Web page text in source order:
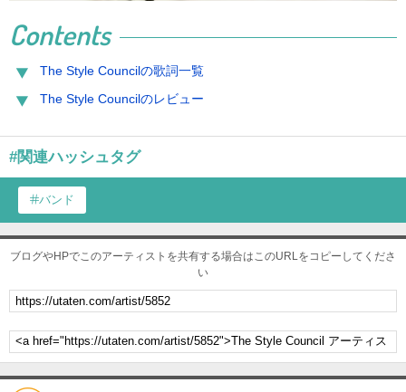
Contents
The Style Councilの歌詞一覧
The Style Councilのレビュー
#関連ハッシュタグ
バンド
ブログやHPでこのアーティストを共有する場合はこのURLをコピーしてくださ
い